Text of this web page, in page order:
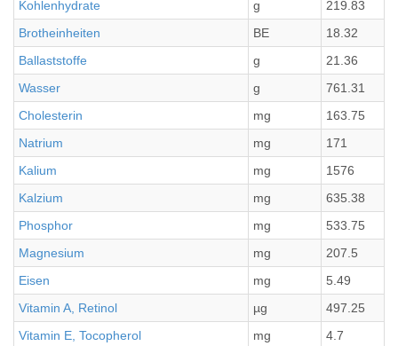
Kohlenhydrate g
219.83
Brotheinheiten
BE
18.32
Ballaststoffe
g
21.36
Wasser
g
761.31
Cholesterin
mg
163.75
Natrium
mg
171
Kalium
mg
1576
Kalzium
mg
635.38
Phosphor
mg
533.75
Magnesium
mg
207.5
Eisen
mg
5.49
Vitamin A, Retinol
µg
497.25
Vitamin E, Tocopherol
mg
4.7